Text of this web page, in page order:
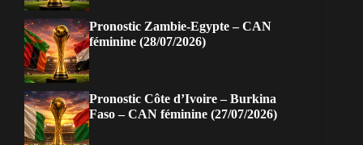
Pronostic Zambie-Egypte – CAN
féminine (28/07/2026)
Pronostic Côte d’Ivoire – Burkina
Faso – CAN féminine (27/07/2026)